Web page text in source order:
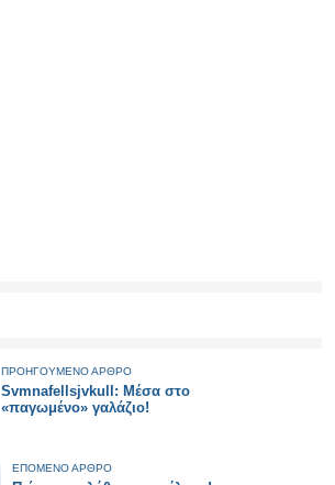
ΠΡΟΗΓΟΥΜΕΝΟ ΑΡΘΡΟ
Svmnafellsjvkull: Μέσα στο
«παγωμένο» γαλάζιο!
ΕΠΟΜΕΝΟ ΑΡΘΡΟ